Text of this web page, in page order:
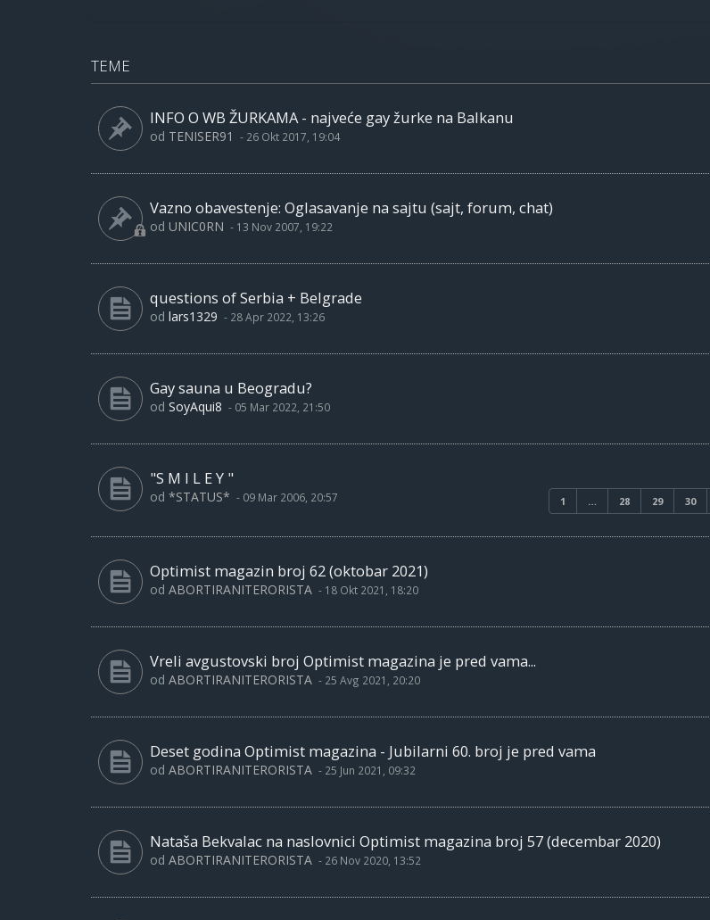
TEME
INFO O WB ŽURKAMA - najveće gay žurke na Balkanu
od TENISER91 - 26 Okt 2017, 19:04
Vazno obavestenje: Oglasavanje na sajtu (sajt, forum, chat)
od UNIC0RN - 13 Nov 2007, 19:22
questions of Serbia + Belgrade
od lars1329 - 28 Apr 2022, 13:26
Gay sauna u Beogradu?
od SoyAqui8 - 05 Mar 2022, 21:50
"S M I L E Y "
1 … 28 29 30
od *STATUS* - 09 Mar 2006, 20:57
Optimist magazin broj 62 (oktobar 2021)
od ABORTIRANITERORISTA - 18 Okt 2021, 18:20
Vreli avgustovski broj Optimist magazina je pred vama...
od ABORTIRANITERORISTA - 25 Avg 2021, 20:20
Deset godina Optimist magazina - Jubilarni 60. broj je pred vama
od ABORTIRANITERORISTA - 25 Jun 2021, 09:32
Nataša Bekvalac na naslovnici Optimist magazina broj 57 (decembar 2020)
od ABORTIRANITERORISTA - 26 Nov 2020, 13:52